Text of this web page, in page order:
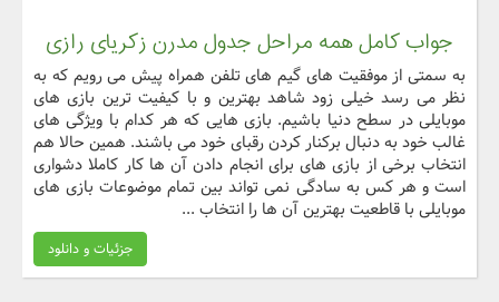
جواب کامل همه مراحل جدول مدرن زکریای رازی
به سمتی از موفقیت های گیم های تلفن همراه پیش می رویم که به
نظر می رسد خیلی زود شاهد بهترین و با کیفیت ترین بازی های
موبایلی در سطح دنیا باشیم. بازی هایی که هر کدام با ویژگی های
غالب خود به دنبال برکنار کردن رقبای خود می باشند. همین حالا هم
انتخاب برخی از بازی های برای انجام دادن آن ها کار کاملا دشواری
است و هر کس به سادگی نمی تواند بین تمام موضوعات بازی های
موبایلی با قاطعیت بهترین آن ها را انتخاب ...
جزئیات و دانلود